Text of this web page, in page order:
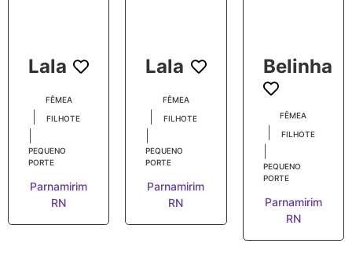
Lala
FÊMEA
FILHOTE
PEQUENO
PORTE
Parnamirim
RN
Lala
FÊMEA
FILHOTE
PEQUENO
PORTE
Parnamirim
RN
Belinha
FÊMEA
FILHOTE
PEQUENO
PORTE
Parnamirim
RN